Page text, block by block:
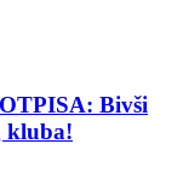
Bivši
kluba!